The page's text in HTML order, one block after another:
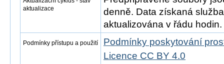
aktualizace
denně. Data získaná
aktualizována v řádu hodin.
Podmínky přístupu a použití
Podmínky poskytování
Licence CC BY 4.0